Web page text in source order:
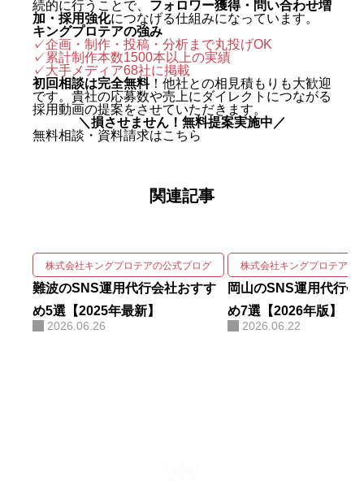
はじめとする最先端のAIマーケテ
ィングを実戦の現場で体得した。
2024年に株式会社キングプロテア
を創業。 実績は数字で裏づけられ
ている。SNS運用代行事業では、
自社アカウントを「札幌 SNS運用
gleニュースをはじめ大手メディア
画・撮影・編集・運用をワンスト
ップで回しながら、そこにAIを掛
け合わせて成果を伸ばす実装力に
ある。AIコンサルティング・AI研
続的に行うことで、 フォロワー獲得・問い合わせ増
加・採用強化につなげる仕組みになっています。
キングプロテアの強み
✓企画・制作・投稿・分析まで丸投げOK
✓累計制作本数1500本以上の実績
✓大手メディア68社に掲載
初回相談は完全無料！他社との相見積もりも大歓迎
です。貴社の応募数や売上にダイレクトにつながる
採用動画の提案をさせていただきます。
＼損させません！無料提案実施中／
無料相談・資料請求はこちら
関連記事
株式会社キングプロテアの公式ブログ
難波のSNS運用代行会社おすす
め5選【2025年最新】
2026.06.26
株式会社キングプロテアの
岡山のSNS運用代行会
め7選【2026年版】
2026.06.22